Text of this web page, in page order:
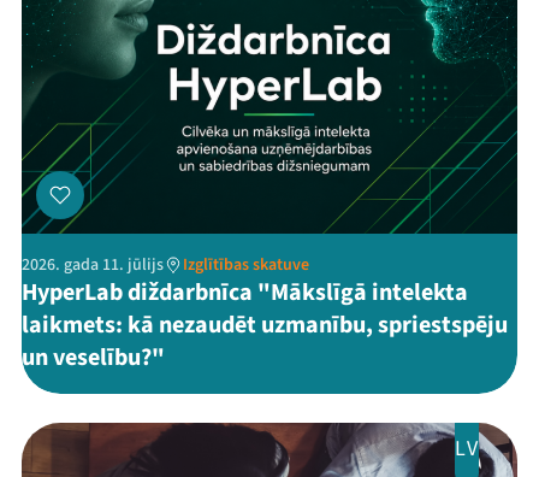
2026. gada 11. jūlijs Izglītības skatuve
HyperLab diždarbnīca "Mākslīgā intelekta
laikmets: kā nezaudēt uzmanību, spriestspēju
un veselību?"
LV